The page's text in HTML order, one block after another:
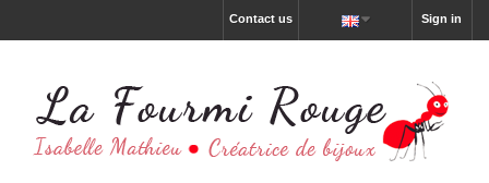
Sign in
Contact us